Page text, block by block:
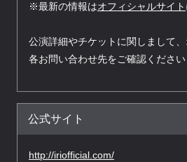
※最新の情報はオフィシャルサイト
公演詳細やチケットに関しまして
各お問い合わせ先をご確認ください
公式サイト
http://iriofficial.com/